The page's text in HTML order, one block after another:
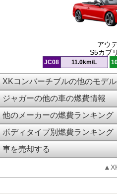
アウ
S5カブ
JC08 11.0km/L
XKコンバーチブルの他のモデ
ジャガーの他の車の燃費情報
他のメーカーの燃費ランキング
ボディタイプ別燃費ランキング
車を売却する